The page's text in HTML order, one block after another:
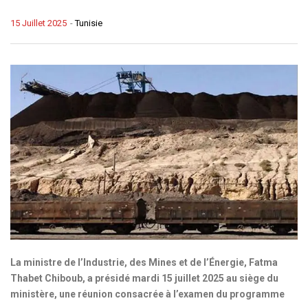
-Tunisie
15 Juillet 2025
La ministre de l’Industrie, des Mines et de l’Énergie, Fatma
Thabet Chiboub, a présidé mardi 15 juillet 2025 au siège du
ministère, une réunion consacrée à l’examen du programme